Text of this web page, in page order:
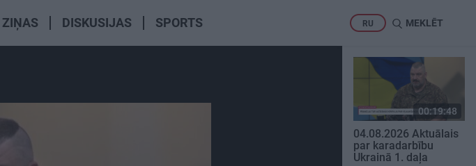
ZIŅAS DISKUSIJAS SPORTS RU MEKLĒT
00:19:48
04.08.2026 Aktuālais
par karadarbību
Ukrainā 1. daļa